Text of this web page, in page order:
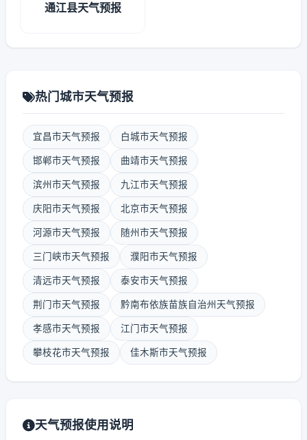
通江县天气预报
热门城市天气预报
宜昌市天气预报 白城市天气预报
邯郸市天气预报 曲靖市天气预报
滨州市天气预报 九江市天气预报
庆阳市天气预报 北京市天气预报
河源市天气预报 随州市天气预报
三门峡市天气预报 濮阳市天气预报
清远市天气预报 泰安市天气预报
荆门市天气预报 黔南布依族苗族自治州天气预报
孝感市天气预报 江门市天气预报
攀枝花市天气预报 佳木斯市天气预报
天气预报使用说明